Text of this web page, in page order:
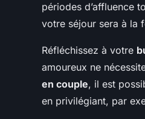
périodes d’affluence
votre séjour sera à la
Réfléchissez à votre
amoureux ne
en couple, il est
en privilégiant, par